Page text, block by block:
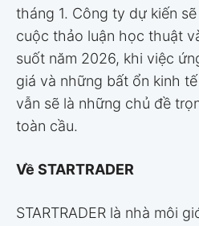
tháng 1. Công ty dự kiến
cuộc thảo luận học thuật
suốt năm 2026, khi việc
giá và những bất ổn kinh
vẫn sẽ là những chủ đề
toàn cầu.
Về STARTRADER
STARTRADER là nhà môi